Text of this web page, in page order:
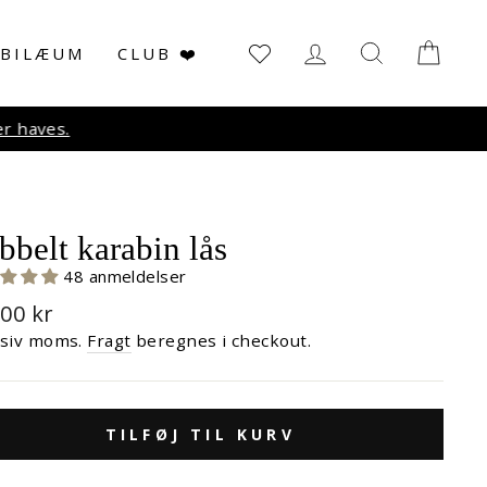
CLUB ❤️ LOG INSØG
haves.
karabin lås
48 anmeldelser
kr
moms. Fragt beregnes i checkout.
TILFØJ TIL KURV